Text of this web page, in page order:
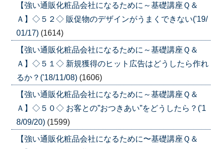
【強い通販化粧品会社になるために～基礎講座Ｑ＆
Ａ】◇５２◇ 販促物のデザインがうまくできない('19/
01/17) (1614)
【強い通販化粧品会社になるために～基礎講座Ｑ＆
Ａ】◇５１◇ 新規獲得のヒット広告はどうしたら作れ
るか？('18/11/08) (1606)
【強い通販化粧品会社になるために～基礎講座Ｑ＆
Ａ】◇５０◇ お客との”おつきあい”をどうしたら？('1
8/09/20) (1599)
【強い通販化粧品会社になるために〜基礎講座Ｑ＆